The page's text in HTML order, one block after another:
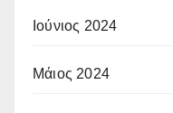
Ιούνιος 2024
Μάιος 2024